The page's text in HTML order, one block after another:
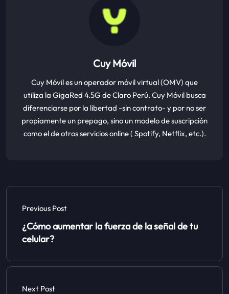
Cuy Móvil
Cuy Móvil es un operador móvil virtual (OMV) que
utiliza la GigaRed 4.5G de Claro Perú. Cuy Móvil busca
diferenciarse por la libertad -sin contrato- y por no ser
propiamente un prepago, sino un modelo de suscripción
como el de otros servicios online ( Spotify, Netflix, etc.).
Previous Post
¿Cómo aumentar la fuerza de la señal de tu
celular?
Next Post